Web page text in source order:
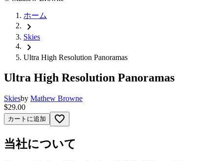
ホーム
chevron_right
Skies
chevron_right
Ultra High Resolution Panoramas
Ultra High Resolution Panoramas
Skiesby Mathew Browne
$29.00
カートに追加 favorite_border
当社について